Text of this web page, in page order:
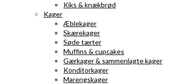
Kiks & knækbrød
Kager
Æblekager
Skærekager
Søde tærter
Muffins & cupcakes
Gærkager & sammenlagte kager
Konditorkager
Marengskager